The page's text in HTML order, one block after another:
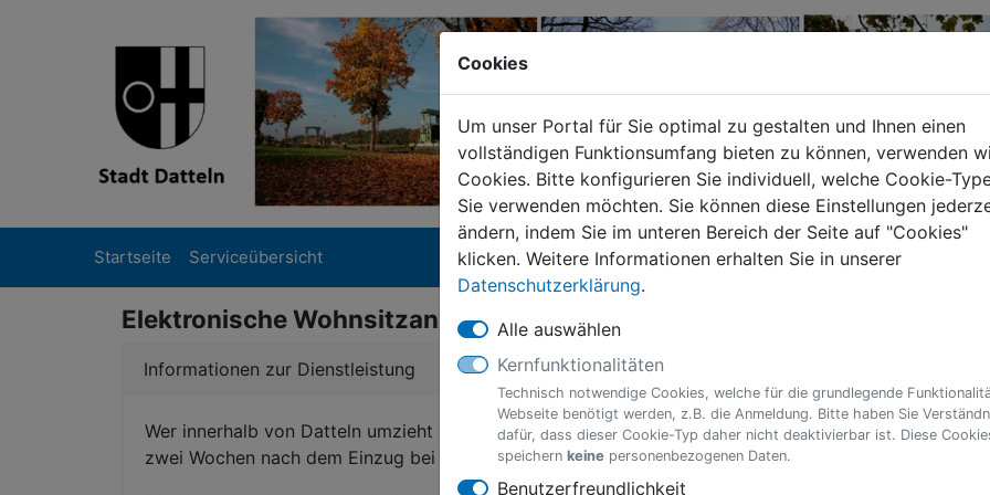
Cookies
Um unser Portal für Sie optimal zu gestalten und Ihnen einen
vollständigen Funktionsumfang bieten zu können, verwenden
Cookies. Bitte konfigurieren Sie individuell, welche Cookie-
Sie verwenden möchten. Sie können diese Einstellungen
ändern, indem Sie im unteren Bereich der Seite auf "Cookies"
klicken. Weitere Informationen erhalten Sie in unserer
Datenschutzerklärung.
Alle auswählen
Kernfunktionalitäten
Technisch notwendige Cookies, welche für die grundlegende
Webseite benötigt werden, z.B. die Anmeldung. Bitte haben Sie
dafür, dass dieser Cookie-Typ daher nicht deaktivierbar ist. Diese
speichern keine personenbezogenen Daten.
Benutzerfreundlichkeit
Startseite Serviceübersicht
Elektronische Wohnsitzanmeldung
Informationen zur Dienstleistung
Wer innerhalb von Datteln umzieht oder aus einer anderen deutschen Stadt eine neue Wohnung in
zwei Wochen nach dem Einzug bei der Meldebehörde ummelden.